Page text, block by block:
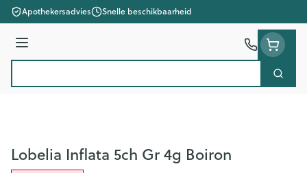
Ga naar de inhoud
Apothekersadvies Snelle beschikbaarheid
Menu
Zoek
Lobelia Inflata 5ch Gr 4g Boiron